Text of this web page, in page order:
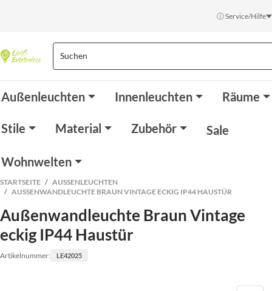
ⓘ Service/Hilfe
Außenleuchten Innenleuchten Räume
Stile Material Zubehör Sale
Wohnwelten
STARTSEITE
AUSSENLEUCHTEN
AUSSENWANDLEUCHTE BRAUN VINTAGE ECKIG IP44 HAUSTÜR
Außenwandleuchte Braun Vintage
eckig IP44 Haustür
Artikelnummer: LE42025